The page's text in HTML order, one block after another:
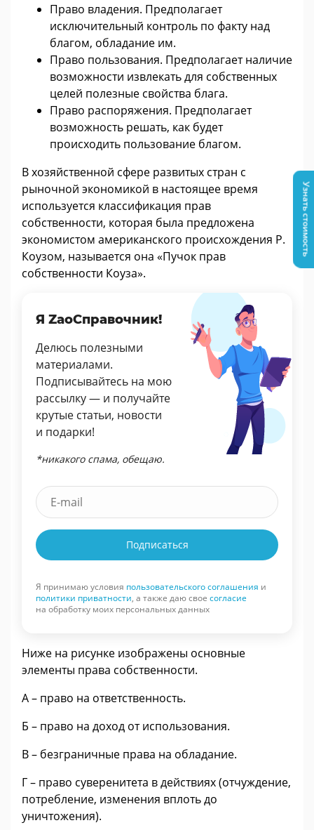
Право владения. Предполагает
исключительный контроль по факту над
благом, обладание им.
Право пользования. Предполагает наличие
возможности извлекать для собственных
целей полезные свойства блага.
Право распоряжения. Предполагает
возможность решать, как будет
происходить пользование благом.
В хозяйственной сфере развитых стран с
рыночной экономикой в настоящее время
используется классификация прав
собственности, которая была предложена
экономистом американского происхождения Р.
Коузом, называется она «Пучок прав
собственности Коуза».
Я ZaoСправочник!
Делюсь полезными
материалами.
Подписывайтесь на мою
рассылку — и получайте
крутые статьи, новости
и подарки!
*никакого спама, обещаю.
Подписаться
Я принимаю условия пользовательского соглашения и
политики приватности, а также даю свое согласие
на обработку моих персональных данных
Ниже на рисунке изображены основные
элементы права собственности.
А – право на ответственность.
Б – право на доход от использования.
В – безграничные права на обладание.
Г – право суверенитета в действиях (отчуждение,
потребление, изменения вплоть до
уничтожения).
Узнать стоимость